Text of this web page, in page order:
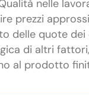
nelle
prezzi
delle quote dei
di altri
al prodotto